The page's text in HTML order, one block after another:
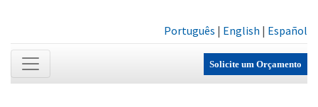
Português | English | Español
Solicite um Orçamento